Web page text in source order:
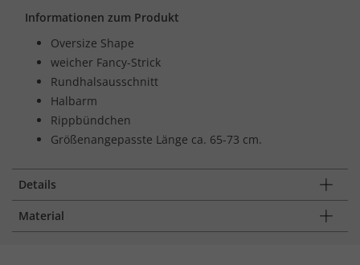
Informationen zum Produkt
Oversize Shape
weicher Fancy-Strick
Rundhalsausschnitt
Halbarm
Rippbündchen
Größenangepasste Länge ca. 65-73 cm.
Details
Material